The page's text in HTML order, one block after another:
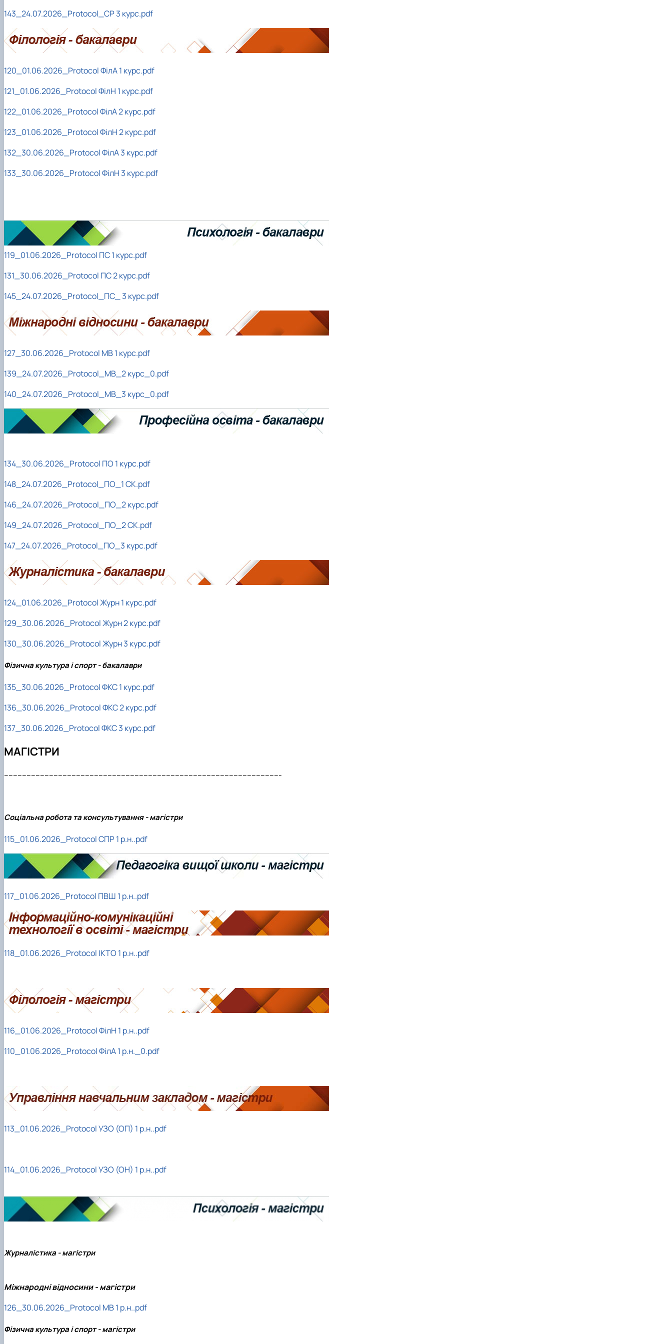
143_24.07.2026_Protocol_СР 3 курс.pdf
120_01.06.2026_Protocol ФілА 1 курс.pdf
121_01.06.2026_Protocol ФілН 1 курс.pdf
122_01.06.2026_Protocol ФілА 2 курс.pdf
123_01.06.2026_Protocol ФілН 2 курс.pdf
132_30.06.2026_Protocol ФілА 3 курс.pdf
133_30.06.2026_Protocol ФілН 3 курс.pdf
119_01.06.2026_Protocol ПС 1 курс.pdf
131_30.06.2026_Protocol ПС 2 курс.pdf
145_24.07.2026_Protocol_ПС_ 3 курс.pdf
127_30.06.2026_Protocol МВ 1 курс.pdf
139_24.07.2026_Protocol_МВ_2 курс_0.pdf
140_24.07.2026_Protocol_МВ_3 курс_0.pdf
134_30.06.2026_Protocol ПО 1 курс.pdf
148_24.07.2026_Protocol_ПО_1 СК.pdf
146_24.07.2026_Protocol_ПО_2 курс.pdf
149_24.07.2026_Protocol_ПО_2 СК.pdf
147_24.07.2026_Protocol_ПО_3 курс.pdf
124_01.06.2026_Protocol Журн 1 курс.pdf
129_30.06.2026_Protocol Журн 2 курс.pdf
130_30.06.2026_Protocol Журн 3 курс.pdf
Фізична культура і спорт - бакалаври
135_30.06.2026_Protocol ФКС 1 курс.pdf
136_30.06.2026_Protocol ФКС 2 курс.pdf
137_30.06.2026_Protocol ФКС 3 курс.pdf
МАГІСТРИ
---------------------------------------------------------------------------------------------------------------------------
Соціальна робота та консультування - магістри
115_01.06.2026_Protocol СПР 1 р.н..pdf
117_01.06.2026_Protocol ПВШ 1 р.н..pdf
118_01.06.2026_Protocol ІКТО 1 р.н..pdf
116_01.06.2026_Protocol ФілН 1 р.н..pdf
110_01.06.2026_Protocol ФілА 1 р.н._0.pdf
113_01.06.2026_Protocol УЗО (ОП) 1 р.н..pdf
114_01.06.2026_Protocol УЗО (ОН) 1 р.н..pdf
Журналістика - магістри
Міжнародні відносини - магістри
126_30.06.2026_Protocol МВ 1 р.н..pdf
Фізична культура і спорт - магістри